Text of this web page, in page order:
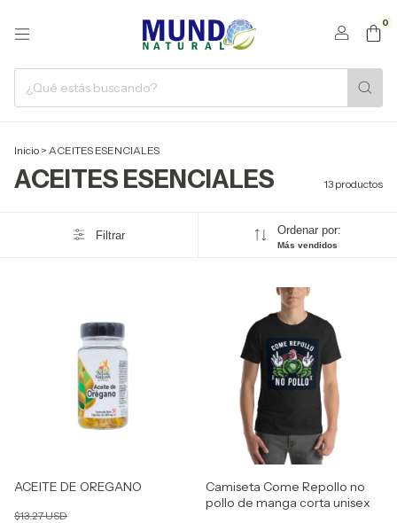
0
Inicio > ACEITES ESENCIALES
ACEITES ESENCIALES 13 productos
Filtrar Ordenar por:
Más vendidos
ACEITE DE OREGANO
$13.27 USD
Camiseta Come Repollo no
pollo de manga corta unisex